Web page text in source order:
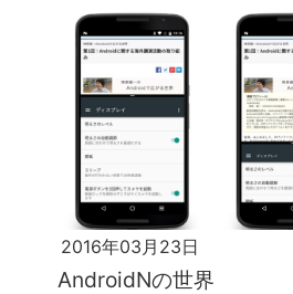
2016年03月23日
AndroidNの世界